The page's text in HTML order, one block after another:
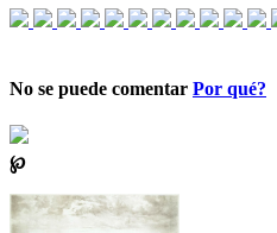
No se puede comentar Por qué?
℘